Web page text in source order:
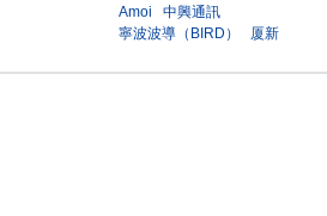
Amoi
中興通訊
寧波波導（BIRD）
厦新